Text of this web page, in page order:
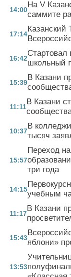
14:00
На V
саммите
17:14
16:42
Стартовал
школьный
15:39
В Казани
11:11
В Казани
10:37
В
тысяч
15:57
Переход
три года
14:15учебным
11:17
В Казани
15:43яблони»
13:53